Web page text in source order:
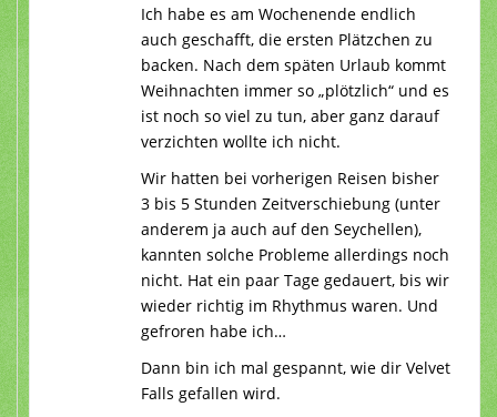
Ich habe es am Wochenende endlich
auch geschafft, die ersten Plätzchen zu
backen. Nach dem späten Urlaub kommt
Weihnachten immer so „plötzlich“ und es
ist noch so viel zu tun, aber ganz darauf
verzichten wollte ich nicht.
Wir hatten bei vorherigen Reisen bisher
3 bis 5 Stunden Zeitverschiebung (unter
anderem ja auch auf den Seychellen),
kannten solche Probleme allerdings noch
nicht. Hat ein paar Tage gedauert, bis wir
wieder richtig im Rhythmus waren. Und
gefroren habe ich…
Dann bin ich mal gespannt, wie dir Velvet
Falls gefallen wird.